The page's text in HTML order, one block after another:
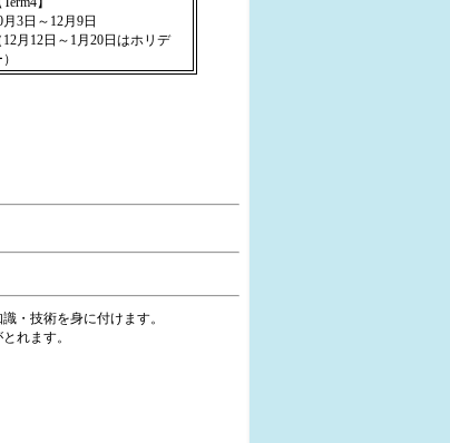
月3日～12月9日
12月12日～1月20日はホリデ
・技術を身に付けます。
れます。